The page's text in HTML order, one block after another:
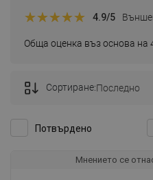
Обща оценка въз основа на
4.9/5
Потвърдено
Сортиране:Последно
Мнението се